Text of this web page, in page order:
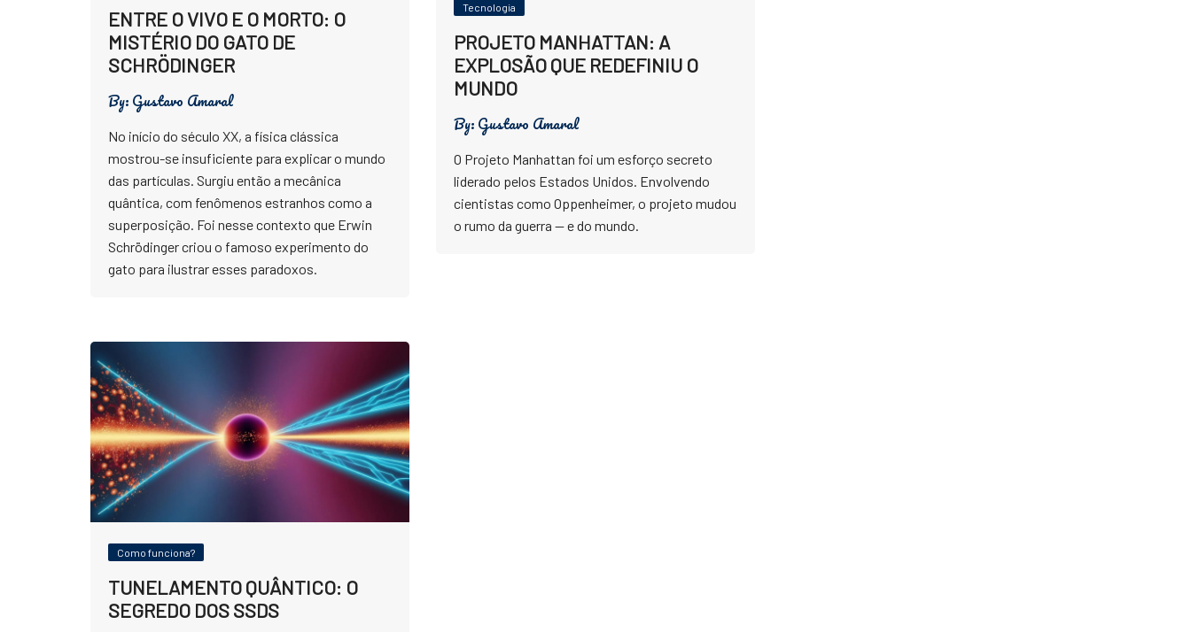
ENTRE O VIVO E O MORTO: O
MISTÉRIO DO GATO DE
SCHRÖDINGER
By:Gustavo Amaral
No início do século XX, a física clássica
mostrou-se insuficiente para explicar o mundo
das partículas. Surgiu então a mecânica
quântica, com fenômenos estranhos como a
superposição. Foi nesse contexto que Erwin
Schrödinger criou o famoso experimento do
gato para ilustrar esses paradoxos.
Tecnologia
PROJETO MANHATTAN: A
EXPLOSÃO QUE REDEFINIU O
MUNDO
By:Gustavo Amaral
O Projeto Manhattan foi um esforço secreto
liderado pelos Estados Unidos. Envolvendo
cientistas como Oppenheimer, o projeto mudou
o rumo da guerra — e do mundo.
Como funciona?
TUNELAMENTO QUÂNTICO: O
SEGREDO DOS SSDS